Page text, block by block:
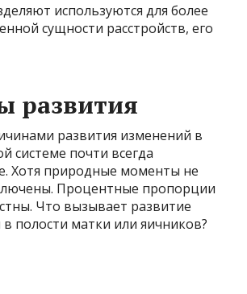
используются для более
сущности расстройств, его
развития
развития изменений в
системе почти всегда
Хотя природные моменты не
Процентные пропорции
Что вызывает развитие
полости матки или яичников?